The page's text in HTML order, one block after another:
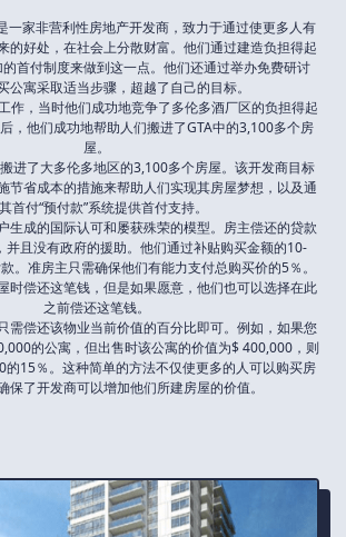
家非营利性房地产开发商，致力于通过使更多人有
的好处，在社会上分散财富。他们通过建造负担得起
首付制度来做到这一点。他们还通过举办免费研讨
公寓采取适当步骤，超越了自己的目标。
作，当时他们成功地竞争了多伦多酒厂区的负担得起
，他们成功地帮助人们搬进了GTA中的3,100多个房
屋。
进了大多伦多地区的3,100多个房屋。该开发商目标
节省成本的措施来帮助人们实现其房屋梦想，以及通
首付“预付款”系统提供首付支持。
生成的国际认可和屡获殊荣的模型。房主偿还的贷款
并且没有政府的援助。他们通过补贴购买金额的10-
。准房主只需确保他们有能力支付总购买价的5％。
时偿还这笔钱，但是如果愿意，他们也可以选择在此
之前偿还这笔钱。
需偿还该物业当前价值的百分比即可。例如，如果您
的公寓，但出售时该公寓的价值为$ 400,000，则
15％。这种简单的方法不仅使更多的人可以购买房
保了开发商可以增加他们所建房屋的价值。